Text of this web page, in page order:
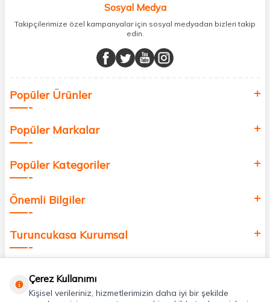
minerallere kadar binlerce ürünü uygun fiyat ve hızlı kargo avantajıyla
sunuyoruz.
buluşturuyor ve online alışveriş deneyiminizi en iyi hale getiriyoruz.
Sağlık, güzellik ve iyi yaşam için aradığınız her şey burada!
değer katmak için bize katılın!
Sosyal Medya
Takipçilerimize özel kampanyalar için sosyal medyadan bizleri takip
edin.
Popüler Ürünler
Popüler Markalar
Popüler Kategoriler
Önemli Bilgiler
Turuncukasa Kurumsal
Çerez Kullanımı
Kişisel verileriniz, hizmetlerimizin daha iyi bir şekilde